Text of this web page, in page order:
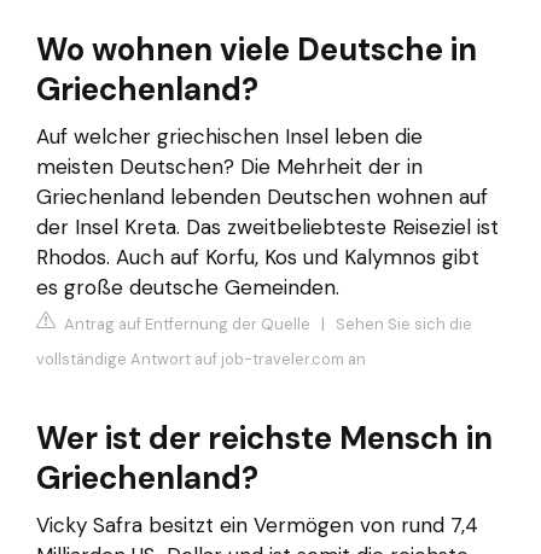
Wo wohnen viele Deutsche in
Griechenland?
Auf welcher griechischen Insel leben die
meisten Deutschen? Die Mehrheit der in
Griechenland lebenden Deutschen wohnen auf
der Insel Kreta. Das zweitbeliebteste Reiseziel ist
Rhodos. Auch auf Korfu, Kos und Kalymnos gibt
es große deutsche Gemeinden.
Antrag auf Entfernung der Quelle | Sehen Sie sich die
vollständige Antwort auf job-traveler.com an
Wer ist der reichste Mensch in
Griechenland?
Vicky Safra besitzt ein Vermögen von rund 7,4